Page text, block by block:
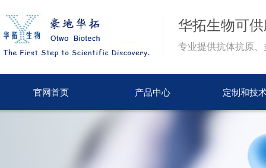
华拓生物可
专业提供抗体抗原
官网首页 产品中心 定制和技